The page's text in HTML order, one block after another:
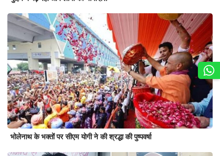
भोलेनाथ के भक्तों पर सीएम योगी ने की श्रद्धा की पुष्पवर्षा